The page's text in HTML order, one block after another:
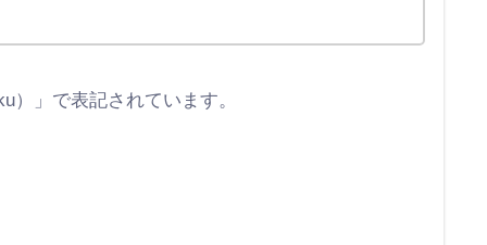
」で表記されています。